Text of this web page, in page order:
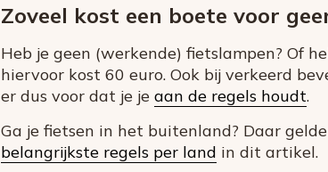
Zoveel kost een boete voor
Heb je geen (werkende) fietslampen? Of
hiervoor kost 60 euro. Ook bij verkeerd
er dus voor dat je je aan de regels houdt.
Ga je fietsen in het buitenland? Daar
belangrijkste regels per land in dit artikel.